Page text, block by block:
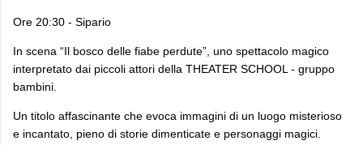
Ore 20:30 - Sipario
In scena “Il bosco delle fiabe perdute”, uno spettacolo magico
interpretato dai piccoli attori della THEATER SCHOOL - gruppo
bambini.
Un titolo affascinante che evoca immagini di un luogo misterioso
e incantato, pieno di storie dimenticate e personaggi magici.